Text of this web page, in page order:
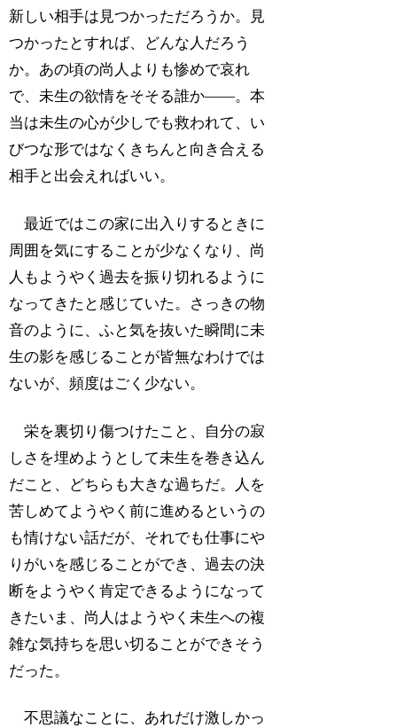
新しい相手は見つかっただろうか。見
つかったとすれば、どんな人だろう
か。あの頃の尚人よりも惨めで哀れ
で、未生の欲情をそそる誰か――。本
当は未生の心が少しでも救われて、い
びつな形ではなくきちんと向き合える
相手と出会えればいい。
最近ではこの家に出入りするときに
周囲を気にすることが少なくなり、尚
人もようやく過去を振り切れるように
なってきたと感じていた。さっきの物
音のように、ふと気を抜いた瞬間に未
生の影を感じることが皆無なわけでは
ないが、頻度はごく少ない。
栄を裏切り傷つけたこと、自分の寂
しさを埋めようとして未生を巻き込ん
だこと、どちらも大きな過ちだ。人を
苦しめてようやく前に進めるというの
も情けない話だが、それでも仕事にや
りがいを感じることができ、過去の決
断をようやく肯定できるようになって
きたいま、尚人はようやく未生への複
雑な気持ちを思い切ることができそう
だった。
不思議なことに、あれだけ激しかっ